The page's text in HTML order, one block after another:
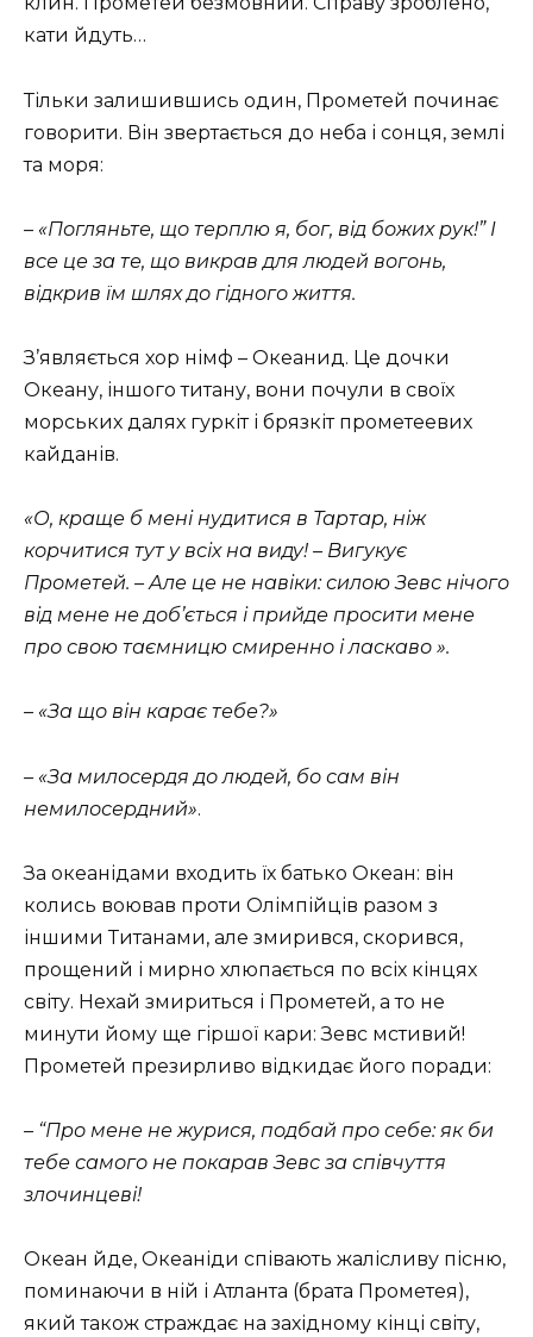
кати йдуть…
Тільки залишившись один, Прометей починає
говорити. Він звертається до неба і сонця, землі
та моря:
– «Погляньте, що терплю я, бог, від божих рук!” І
все це за те, що викрав для людей вогонь,
відкрив їм шлях до гідного життя.
З’являється хор німф – Океанид. Це дочки
Океану, іншого титану, вони почули в своїх
морських далях гуркіт і брязкіт прометеевих
кайданів.
«О, краще б мені нудитися в Тартар, ніж
корчитися тут у всіх на виду! – Вигукує
Прометей. – Але це не навіки: силою Зевс нічого
від мене не доб’ється і прийде просити мене
про свою таємницю смиренно і ласкаво ».
– «За що він карає тебе?»
– «За милосердя до людей, бо сам він
немилосердний».
За океанідами входить їх батько Океан: він
колись воював проти Олімпійців разом з
іншими Титанами, але змирився, скорився,
прощений і мирно хлюпається по всіх кінцях
світу. Нехай змириться і Прометей, а то не
минути йому ще гіршої кари: Зевс мстивий!
Прометей презирливо відкидає його поради:
– “Про мене не журися, подбай про себе:як би
тебе самого не покарав Зевс за співчуття
злочинцеві!
Океан йде, Океаніди співають жалісливу пісню,
поминаючи в ній і Атланта (брата Прометея),
який також страждає на західному кінці світу,